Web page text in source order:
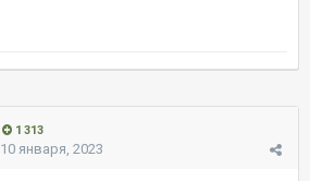
1 313
10 января, 2023